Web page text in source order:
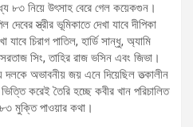
৮৩ নিয়ে উৎসাহ বেরে গেল কয়েকগুন।
স্ত্রীর ভূমিকাতে দেখা যাবে দীপিকা
চিরাগ পাতিল, হার্ডি সান্ধু, অ্যামি
সিং, তাহির রাজ ভসিন এবং জিভা।
অভাবনীয় জয় এনে দিয়েছিল তত্‍কালীন
করেই তৈরি হচ্ছে কবীর খান পরিচালিত
মুক্তি পাওয়ার কথা।